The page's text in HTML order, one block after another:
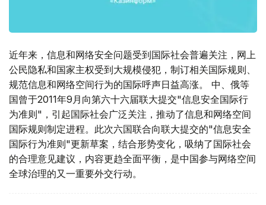
近年来，信息和网络安全问题受到国际社会普遍关注，网上
公民隐私和国家主权受到大规模侵犯，制订相关国际规则、
规范信息和网络空间行为的国际呼声日益高涨。 中、俄等
国曾于2011年9月向第六十六届联大提交"信息安全国际行
为准则"，引起国际社会广泛关注，推动了信息和网络空间
国际规则制定进程。此次六国联合向联大提交的"信息安全
国际行为准则"更新草案，结合形势变化，吸纳了国际社会
的合理意见建议，内容更趋全面平衡，是中国参与网络空间
全球治理的又一重要外交行动。